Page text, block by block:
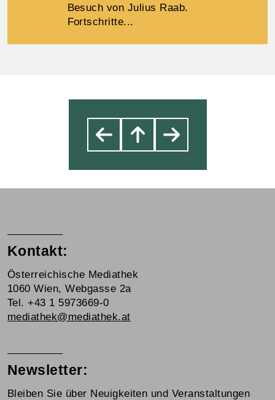
Besuch von Julius Raab.
Fortschritte...
Kontakt:
Österreichische Mediathek
1060 Wien, Webgasse 2a
Tel. +43 1 5973669-0
mediathek@mediathek.at
Newsletter:
Bleiben Sie über Neuigkeiten und Veranstaltungen